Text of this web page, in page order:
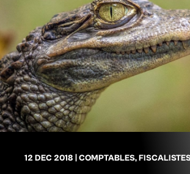
12 DEC 2018 |COMPTABLES,